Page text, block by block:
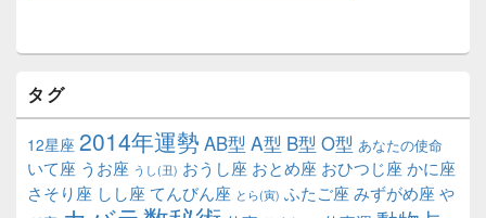
タグ
12星座 2014年運勢 AB型 A型 B型 O型 あなたの使命
いて座 うお座 うし(丑) おうし座 おとめ座 おひつじ座 かに座
さそり座 しし座 てんびん座 とら(寅) ふたご座 みずがめ座 や